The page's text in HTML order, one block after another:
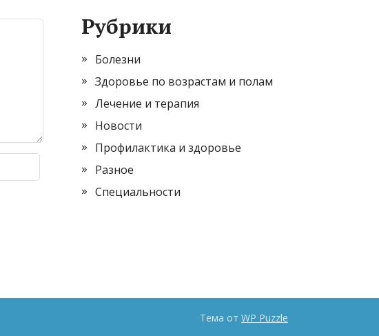
Рубрики
Болезни
Здоровье по возрастам и полам
Лечение и терапия
Новости
Профилактика и здоровье
Разное
Специальности
Тема от WP Puzzle